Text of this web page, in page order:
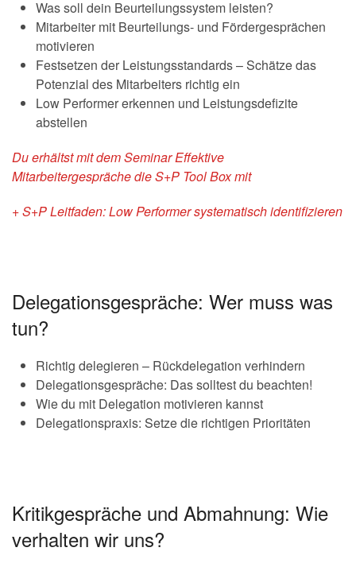
Was soll dein Beurteilungssystem leisten?
Mitarbeiter mit Beurteilungs- und Fördergesprächen
motivieren
Festsetzen der Leistungsstandards – Schätze das
Potenzial des Mitarbeiters richtig ein
Low Performer erkennen und Leistungsdefizite
abstellen
Du erhältst mit dem Seminar Effektive
Mitarbeitergespräche die S+P Tool Box mit
+ S+P Leitfaden: Low Performer systematisch identifizieren
Delegationsgespräche: Wer muss was
tun?
Richtig delegieren – Rückdelegation verhindern
Delegationsgespräche: Das solltest du beachten!
Wie du mit Delegation motivieren kannst
Delegationspraxis: Setze die richtigen Prioritäten
Kritikgespräche und Abmahnung: Wie
verhalten wir uns?